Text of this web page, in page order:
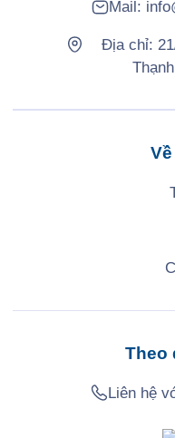
Mail:
Địa chỉ:
Theo
Liên hệ